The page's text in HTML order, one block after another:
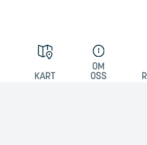
KART
OM
OSS